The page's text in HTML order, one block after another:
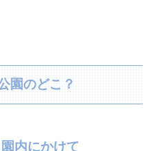
園のどこ？
内にかけて